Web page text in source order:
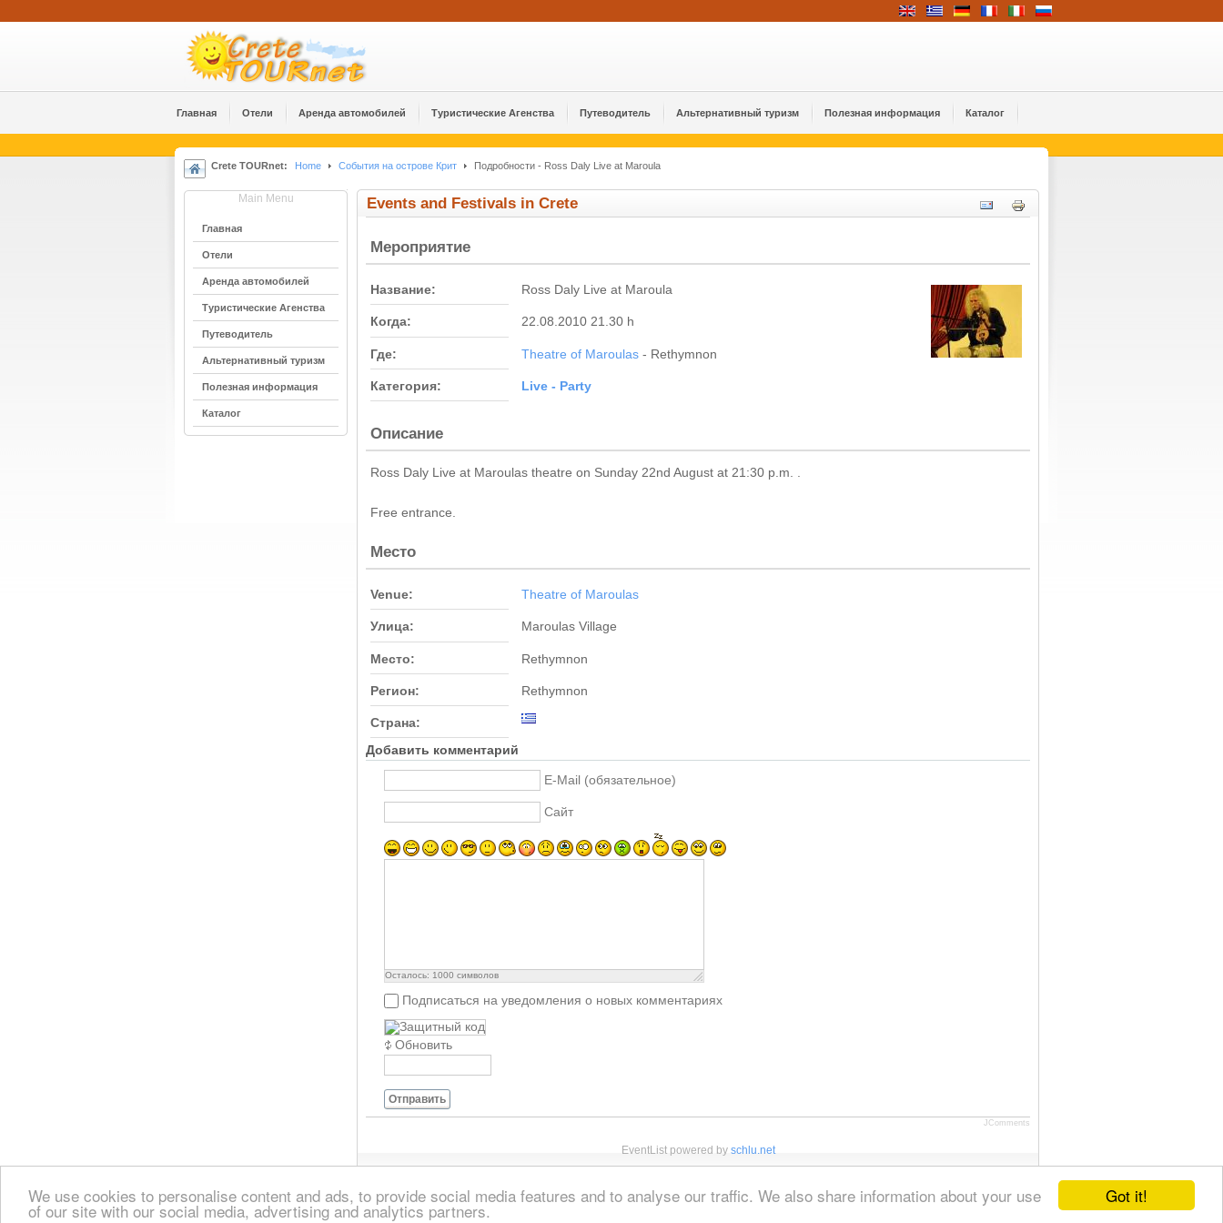
Got it!
We use cookies to personalise content and ads, to provide social media features and to analyse our traffic. We also share information about your use
of our site with our social media, advertising and analytics partners.
Главная Отели Аренда автомобилей Туристические Агенства Путеводитель Альтернативный туризм Полезная информация Каталог
Crete TOURnet: Home События на острове Крит Подробности - Ross Daly Live at Maroula
Main Menu
Главная
Отели
Аренда автомобилей
Туристические Агенства
Путеводитель
Альтернативный туризм
Полезная информация
Каталог
Events and Festivals in Crete
Мероприятие
Название: Ross Daly Live at Maroula
Когда: 22.08.2010 21.30 h
Где: Theatre of Maroulas - Rethymnon
Категория: Live - Party
Описание
Ross Daly Live at Maroulas theatre on Sunday 22nd August at 21:30 p.m. .
Free entrance.
Место
Venue: Theatre of Maroulas
Улица: Maroulas Village
Место: Rethymnon
Регион: Rethymnon
Страна:
Добавить комментарий
E-Mail (обязательное)
Сайт
Осталось: 1000 символов
Подписаться на уведомления о новых комментариях
Обновить
Отправить
JComments
EventList powered by schlu.net
Главная Зарегистрироваться на Crete TOURnet Реклама